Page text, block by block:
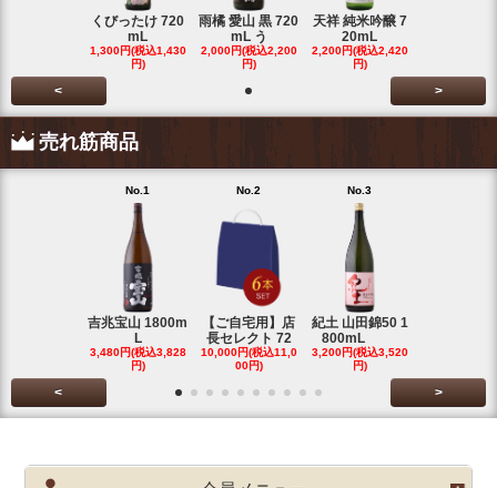
くびったけ 720
mL
1,300円(税込1,430
円)
雨橘 愛山 黒 720
mL う
2,000円(税込2,200
円)
天祥 純米吟醸 7
20mL
2,200円(税込2,420
円)
< >
売れ筋商品
No.1
吉兆宝山 1800m
L
3,480円(税込3,828
円)
No.2
【ご自宅用】店
長セレクト 72
10,000円(税込11,0
00円)
No.3
紀土 山田錦50 1
800mL
3,200円(税込3,520
円)
< >